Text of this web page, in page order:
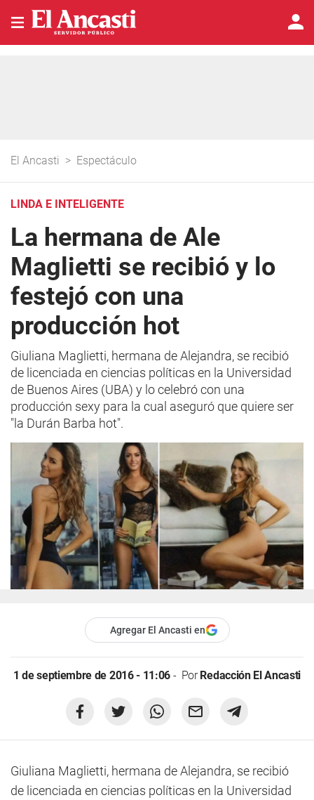
El Ancasti > Espectáculo
LINDA E INTELIGENTE
La hermana de Ale
Maglietti se recibió y lo
festejó con una
producción hot
Giuliana Maglietti, hermana de Alejandra, se recibió
de licenciada en ciencias políticas en la Universidad
de Buenos Aires (UBA) y lo celebró con una
producción sexy para la cual aseguró que quiere ser
"la Durán Barba hot".
Agregar El Ancasti en
1 de septiembre de 2016 - 11:06 Por Redacción El Ancasti
Giuliana Maglietti, hermana de Alejandra, se recibió
de licenciada en ciencias políticas en la Universidad